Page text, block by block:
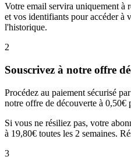
Votre email servira uniquement à
et vos identifiants pour accéder à
l'historique.
2
Souscrivez à notre offre
Procédez au paiement sécurisé
notre offre de découverte à 0,50€
Si vous ne résiliez pas, votre
à 19,80€ toutes les 2 semaines.
3